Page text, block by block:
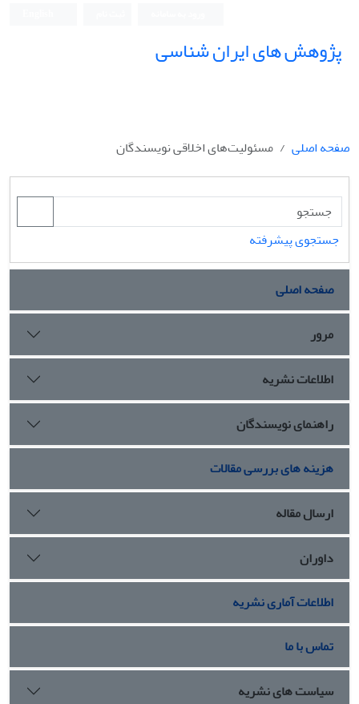
پژوهش های ایران شناسی
صفحه اصلی مسئولیت‌های اخلاقی نویسندگان
جستجوی پیشرفته
صفحه اصلی
مرور
اطلاعات نشریه
راهنمای نویسندگان
هزینه های بررسی مقالات
ارسال مقاله
داوران
اطلاعات آماری نشریه
تماس با ما
سیاست های نشریه